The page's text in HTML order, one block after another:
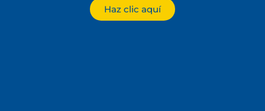
Haz clic aquí